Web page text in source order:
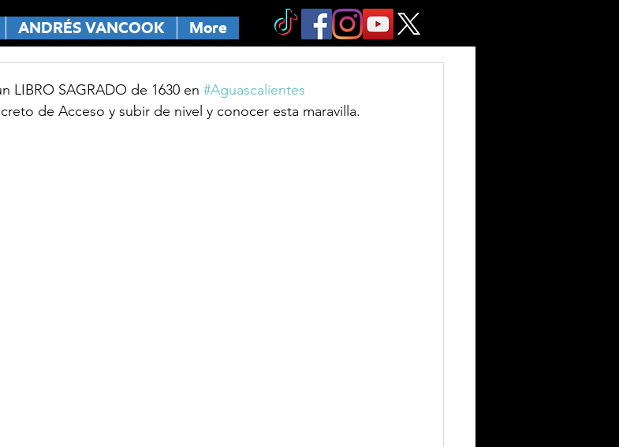
ANDRÉS VANCOOK More
LIBRO SAGRADO de 1630 en #Aguascalientes
de Acceso y subir de nivel y conocer esta maravilla.